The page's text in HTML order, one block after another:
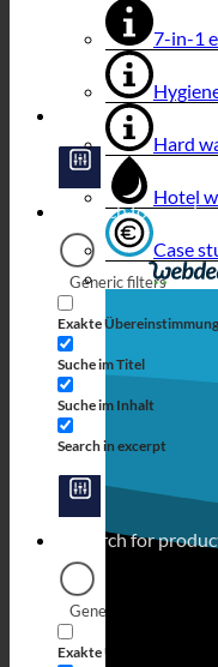
Generic filters
Exakte Übereinstimmung
Suche im Titel
Suche im Inhalt
Search in excerpt
Generic filters
Exakte Übereinstimmung
7-in-1
Hard
Hotel
Case